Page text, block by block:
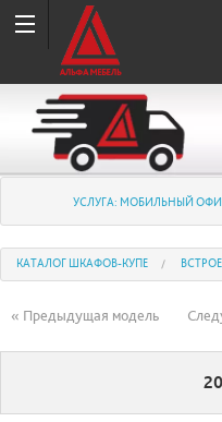
УСЛУГА: МОБИЛЬНЫЙ
КАТАЛОГ ШКАФОВ-КУПЕ
« Предыдущая модель